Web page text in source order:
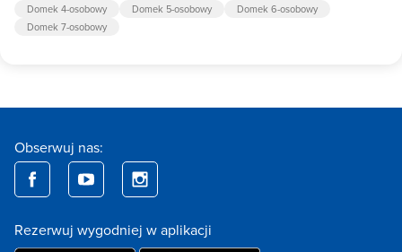
Domek 4-osobowy
Domek 5-osobowy
Domek 6-osobowy
Domek 7-osobowy
Obserwuj nas:
Rezerwuj wygodniej w aplikacji